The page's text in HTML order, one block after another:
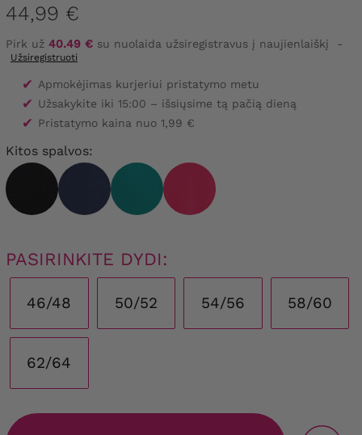
44,99 €
Pirk už 40.49 € su nuolaida užsiregistravus į naujienlaiškį -
Užsiregistruoti
✔ Apmokėjimas kurjeriui pristatymo metu
✔ Užsakykite iki 15:00 – išsiųsime tą pačią dieną
✔ Pristatymo kaina nuo 1,99 €
Kitos spalvos:
PASIRINKITE DYDI:
46/48 50/52 54/56 58/60
62/64